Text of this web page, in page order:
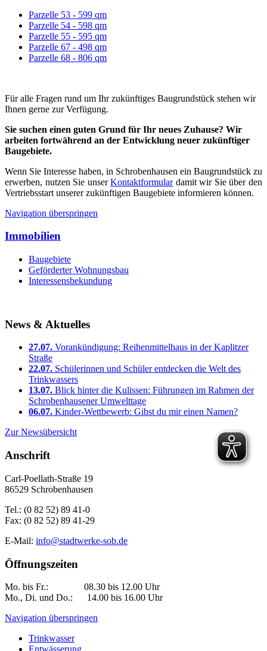
Parzelle 53 - 599 qm
Parzelle 54 - 598 qm
Parzelle 55 - 595 qm
Parzelle 67 - 498 qm
Parzelle 68 - 806 qm
Für alle Fragen rund um Ihr zukünftiges Baugrundstück stehen wir
Ihnen gerne zur Verfügung.
Sie suchen einen guten Grund für Ihr neues Zuhause? Wir
arbeiten fortwährend an der Entwicklung neuer zukünftiger
Baugebiete.
Wenn Sie Interesse haben, in Schrobenhausen ein Baugrundstück zu
erwerben, nutzen Sie unserKontaktformulardamit wir Sie über den
Vertriebsstart unserer zukünftigen Baugebiete informieren können.
Navigation überspringen
Immobilien
Baugebiete
Geförderter Wohnungsbau
Interessensbekundung
News & Aktuelles
27.07. Vorankündigung: Reihenmittelhaus in der Kaplitzer
Straße
22.07. Schülerinnen und Schüler entdecken die Welt des
Trinkwassers
13.07. Blick hinter die Kulissen: Führungen im Rahmen der
Schrobenhausener Umwelttage
06.07. Kinder-Wettbewerb: Gibst du mir einen Namen?
Zur Newsübersicht
Anschrift
Carl-Poellath-Straße 19
86529 Schrobenhausen
Tel.: (0 82 52) 89 41-0
Fax: (0 82 52) 89 41-29
E-Mail: info@stadtwerke-sob.de
Öffnungszeiten
Mo. bis Fr.: 08.30 bis 12.00 Uhr
Mo., Di. und Do.: 14.00 bis 16.00 Uhr
Navigation überspringen
Trinkwasser